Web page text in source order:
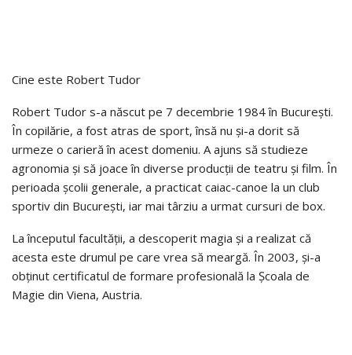
Cine este Robert Tudor
Robert Tudor s-a născut pe 7 decembrie 1984 în București.
În copilărie, a fost atras de sport, însă nu și-a dorit să
urmeze o carieră în acest domeniu. A ajuns să studieze
agronomia și să joace în diverse producții de teatru și film. În
perioada școlii generale, a practicat caiac-canoe la un club
sportiv din București, iar mai târziu a urmat cursuri de box.
La începutul facultății, a descoperit magia și a realizat că
acesta este drumul pe care vrea să meargă. În 2003, și-a
obținut certificatul de formare profesională la Școala de
Magie din Viena, Austria.